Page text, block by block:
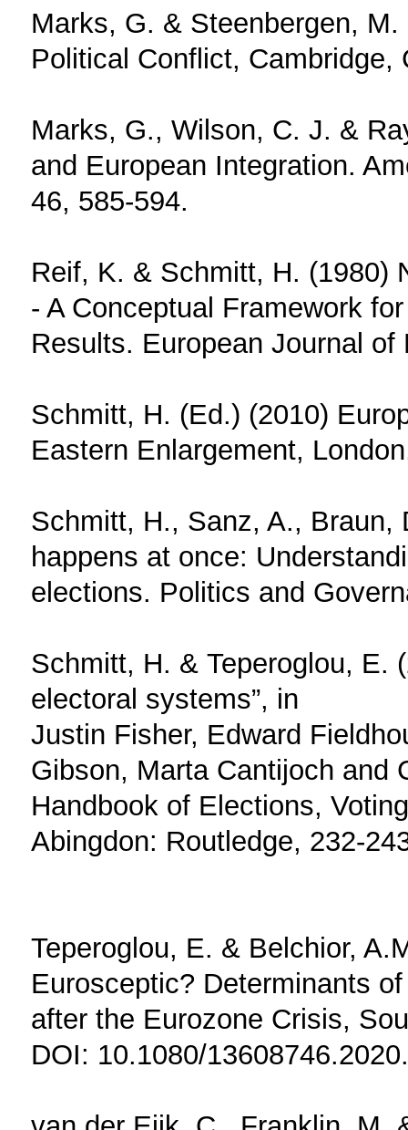
Marks, G. & Steenbergen,
Political Conflict,
Marks, G., Wilson, C. J. &
and European Integration.
46, 585-594.
Reif, K. & Schmitt, H. (1980)
- A Conceptual Framework
Results. European Journal
Schmitt, H. (Ed.) (2010)
Eastern Enlargement,
Schmitt, H., Sanz, A., Braun,
happens at once:
elections. Politics and
Schmitt, Η. & Teperoglou, Ε.
electoral systems”, in
Justin Fisher, Edward
Gibson, Marta Cantijoch and
Handbook of Elections,
Abingdon: Routledge, 232-
Teperoglou, E. & Belchior,
Eurosceptic? Determinants
after the Eurozone Crisis,
DOI: 10.1080/